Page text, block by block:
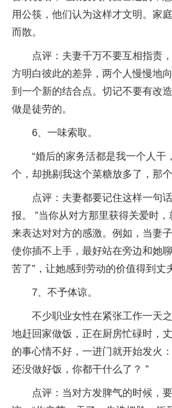
用公筷，他们认为这样才文明。家
而散。
点评：夫妻千万不要互相指责
方明白彼此的差异，两个人慢慢地
到一个新的结合点。切记不要有改
做是徒劳的。
6、一味索取。
“婚后的家务活都是我一个人干
个，却挑剔我这个菜糖放多了，那
点评：夫妻都要记住这样一句
报。 ”当你从对方那里获得关爱时
来表达对对方的感激。例如，当妻
使你插不上手，最好站在旁边和她
苦了”，让她感到劳动的价值得到丈
7、不予体谅。
不少职业女性在紧张工作一天
地赶回家做饭，正在厨房忙碌时，
的事心情不好，一进门就开始发火
还没做好饭，你都干什么了？ ”
点评：当对方发脾气的时候，